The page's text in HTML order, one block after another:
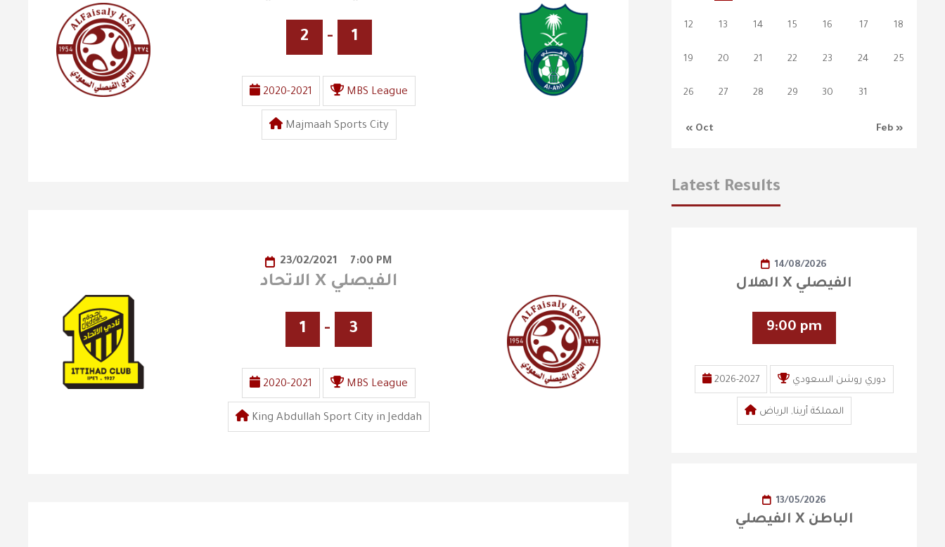
2 - 1
2020-2021 MBS League
Majmaah Sports City
23/02/2021 7:00 PM
الاتحاد X الفيصلي
1 - 3
2020-2021 MBS League
King Abdullah Sport City in Jeddah
« Oct Feb »
12 13 14 15 16 17 18
19 20 21 22 23 24 25
26 27 28 29 30 31
Latest Results
14/08/2026
الهلال X الفيصلي
9:00 pm
2026-2027 دوري روشن السعودي
المملكة أرينا, الرياض
13/05/2026
الفيصلي X الباطن